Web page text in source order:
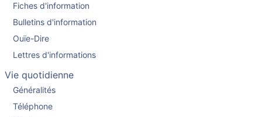
Fiches d'information
Bulletins d'information
Ouïe-Dire
Lettres d'informations
Vie quotidienne
Généralités
Téléphone